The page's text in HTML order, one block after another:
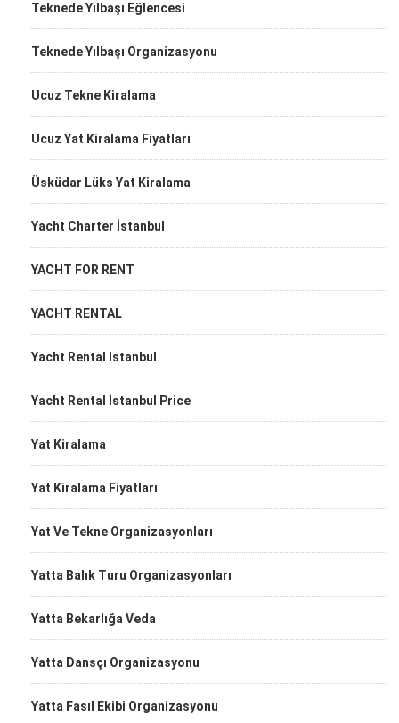
Teknede Yılbaşı Eğlencesi
Teknede Yılbaşı Organizasyonu
Ucuz Tekne Kiralama
Ucuz Yat Kiralama Fiyatları
Üsküdar Lüks Yat Kiralama
Yacht Charter İstanbul
YACHT FOR RENT
YACHT RENTAL
Yacht Rental Istanbul
Yacht Rental İstanbul Price
Yat Kiralama
Yat Kiralama Fiyatları
Yat Ve Tekne Organizasyonları
Yatta Balık Turu Organizasyonları
Yatta Bekarlığa Veda
Yatta Dansçı Organizasyonu
Yatta Fasıl Ekibi Organizasyonu